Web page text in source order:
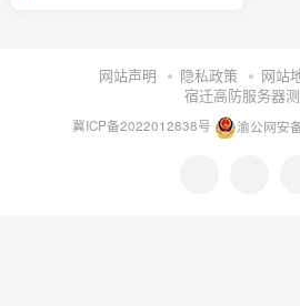
网站声明 隐私政策 网站
宿迁高防服务器
冀ICP备2022012838号 渝公网安